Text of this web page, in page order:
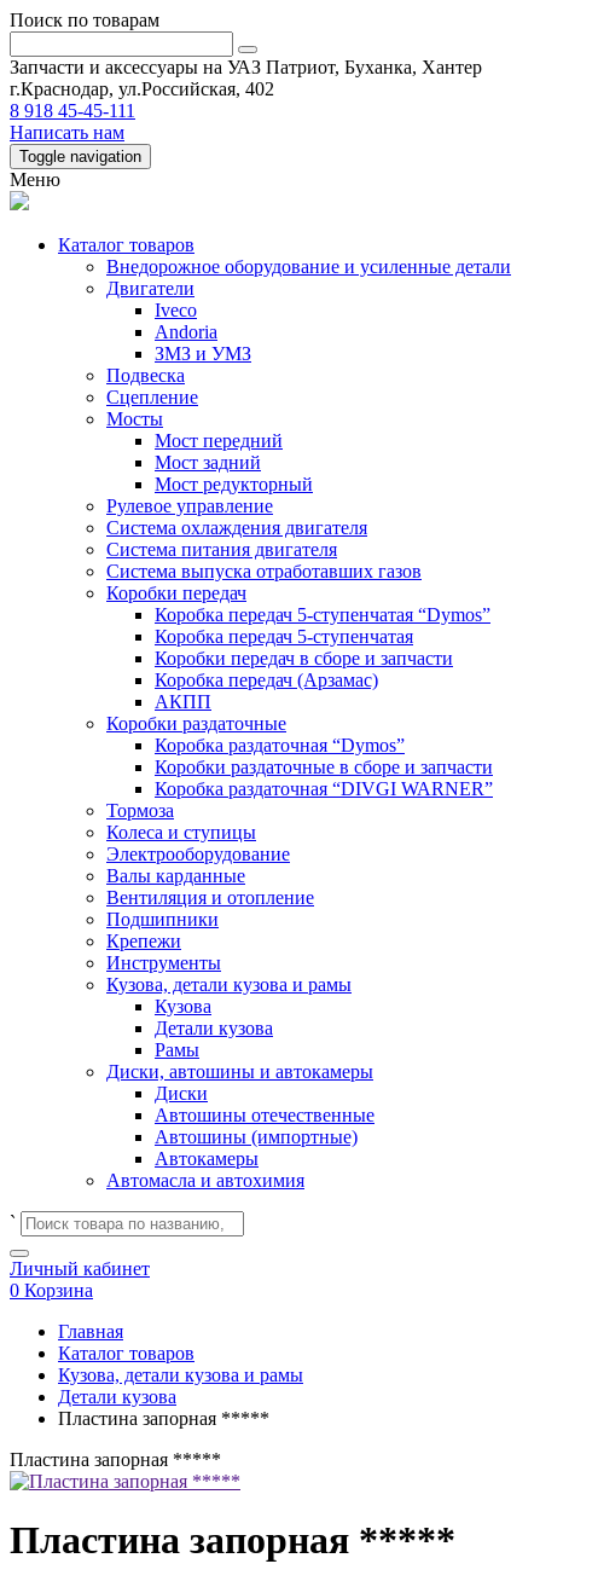
Поиск по товарам
Запчасти и аксессуары на УАЗ Патриот, Буханка, Хантер
г.Краснодар, ул.Российская, 402
8 918 45-45-111
Написать нам
Toggle navigation
Меню
Каталог товаров
Внедорожное оборудование и усиленные детали
Двигатели
Iveco
Andoria
ЗМЗ и УМЗ
Подвеска
Сцепление
Мосты
Мост передний
Мост задний
Мост редукторный
Рулевое управление
Система охлаждения двигателя
Система питания двигателя
Система выпуска отработавших газов
Коробки передач
Коробка передач 5-ступенчатая “Dymos”
Коробка передач 5-ступенчатая
Коробки передач в сборе и запчасти
Коробка передач (Арзамас)
АКПП
Коробки раздаточные
Коробка раздаточная “Dymos”
Коробки раздаточные в сборе и запчасти
Коробка раздаточная “DIVGI WARNER”
Тормоза
Колеса и ступицы
Электрооборудование
Валы карданные
Вентиляция и отопление
Подшипники
Крепежи
Инструменты
Кузова, детали кузова и рамы
Кузова
Детали кузова
Рамы
Диски, автошины и автокамеры
Диски
Автошины отечественные
Автошины (импортные)
Автокамеры
Автомасла и автохимия
`
Личный кабинет
0 Корзина
Главная
Каталог товаров
Кузова, детали кузова и рамы
Детали кузова
Пластина запорная *****
Пластина запорная *****
Пластина запорная *****